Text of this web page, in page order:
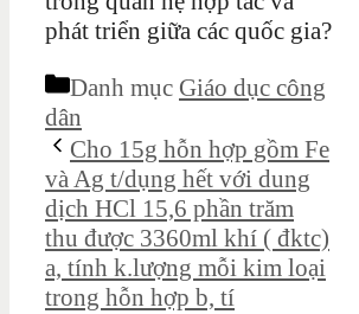
phát triển giữa các quốc gia?
Danh mục Giáo dục công
dân
Cho 15g hỗn hợp gồm Fe
và Ag t/dụng hết với dung
dịch HCl 15,6 phần trăm
thu được 3360ml khí ( đktc)
a, tính k.lượng mỗi kim loại
trong hỗn hợp b, tí